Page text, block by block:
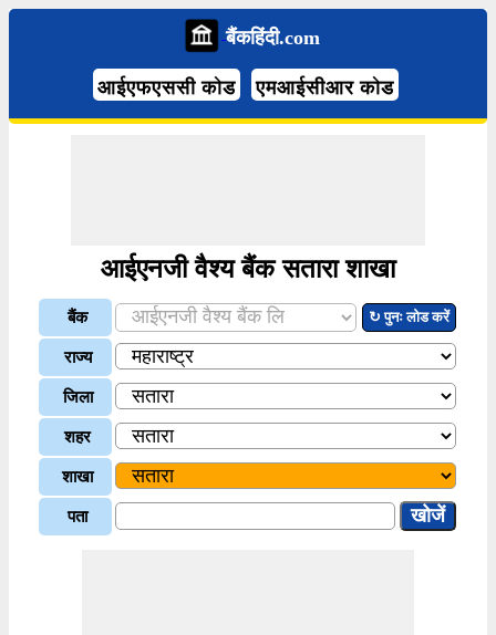
बैंकहिंदी.com
आईएफएससी कोड एमआईसीआर कोड
आईएनजी वैश्य बैंक सतारा शाखा
बैंक ↻ पुनः लोड करें
राज्य
जिला
शहर
शाखा
पता